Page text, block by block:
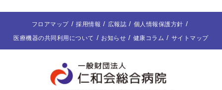
フロアマップ 採用情報 広報誌
個人情報保護方針
医療機器の共同利用について
お知らせ 健康コラム サイトマップ